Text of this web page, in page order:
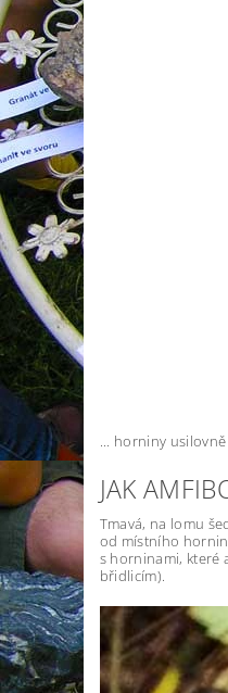
... horniny
JAK
Tmavá, na lomu
od místního
s horninami, které
břidlicím).